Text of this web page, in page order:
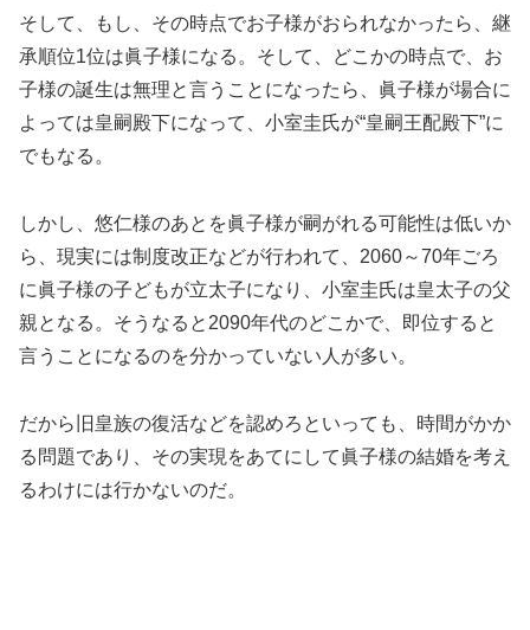
そして、もし、その時点でお子様がおられなかったら、継
承順位1位は眞子様になる。そして、どこかの時点で、お
子様の誕生は無理と言うことになったら、眞子様が場合に
よっては皇嗣殿下になって、小室圭氏が“皇嗣王配殿下”に
でもなる。
しかし、悠仁様のあとを眞子様が嗣がれる可能性は低いか
ら、現実には制度改正などが行われて、2060～70年ごろ
に眞子様の子どもが立太子になり、小室圭氏は皇太子の父
親となる。そうなると2090年代のどこかで、即位すると
言うことになるのを分かっていない人が多い。
だから旧皇族の復活などを認めろといっても、時間がかか
る問題であり、その実現をあてにして眞子様の結婚を考え
るわけには行かないのだ。